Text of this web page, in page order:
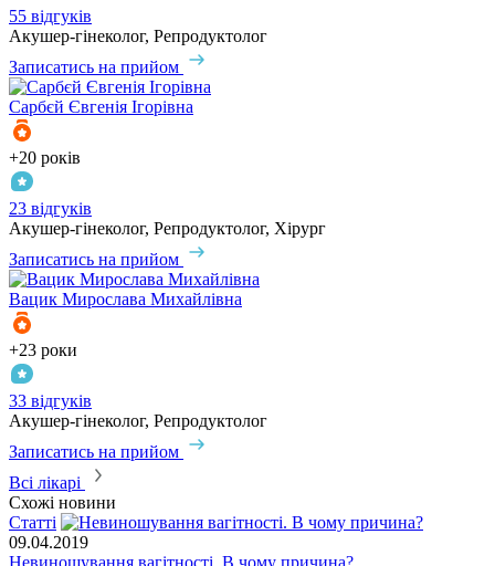
55 відгуків
Акушер-гінеколог, Репродуктолог
Записатись на прийом
Сарбєй Євгенія Ігорівна
+20 років
23 відгуків
Акушер-гінеколог, Репродуктолог, Хірург
Записатись на прийом
Вацик Мирослава Михайлівна
+23 роки
33 відгуків
Акушер-гінеколог, Репродуктолог
Записатись на прийом
Всі лікарі
Схожі новини
Статті
09.04.2019
Невиношування вагітності. В чому причина?